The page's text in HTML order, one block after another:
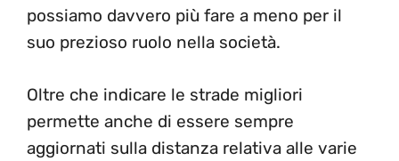
possiamo davvero più fare a meno per il
suo prezioso ruolo nella società.
Oltre che indicare le strade migliori
permette anche di essere sempre
aggiornati sulla distanza relativa alle varie